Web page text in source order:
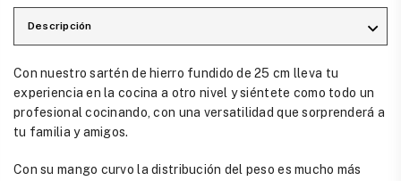
Descripción
Con nuestro sartén de hierro fundido de 25 cm lleva tu
experiencia en la cocina a otro nivel y siéntete como todo un
profesional cocinando, con una versatilidad que sorprenderá a
tu familia y amigos.
Con su mango curvo la distribución del peso es mucho más